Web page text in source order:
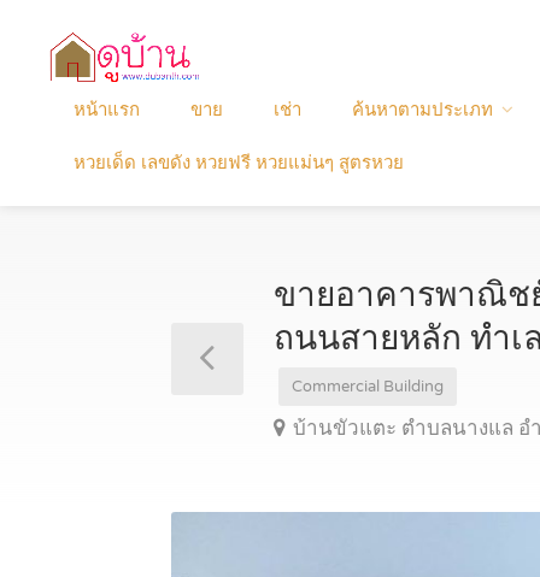
หน้าแรก ขาย เช่า ค้นหาตามประเภท
หวยเด็ด เลขดัง หวยฟรี หวยแม่นๆ สูตรหวย
ขายอาคารพาณิช
ถนนสายหลัก ทำ
Commercial Building
บ้านขัวแตะ ตำบลนางแล อำ